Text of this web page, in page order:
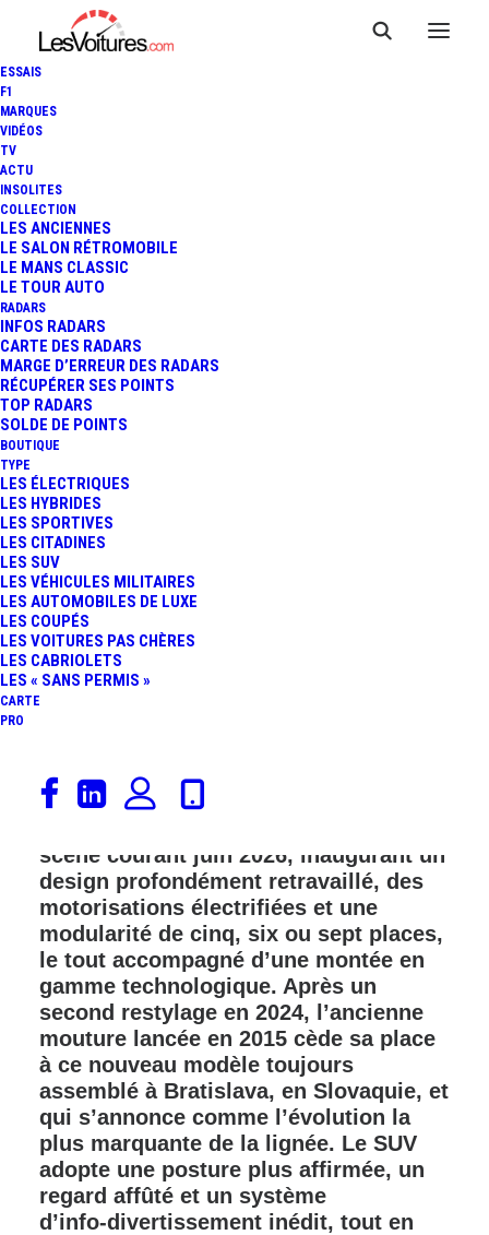
ESSAIS
F1
MARQUES
VIDÉOS
TV
ACTU
INSOLITES
COLLECTION
LES ANCIENNES
LE SALON RÉTROMOBILE
LE MANS CLASSIC
LE TOUR AUTO
RADARS
INFOS RADARS
CARTE DES RADARS
MARGE D’ERREUR DES RADARS
RÉCUPÉRER SES POINTS
TOP RADARS
SOLDE DE POINTS
BOUTIQUE
TYPE
LES ÉLECTRIQUES
LES HYBRIDES
LES SPORTIVES
LES CITADINES
LES SUV
LES VÉHICULES MILITAIRES
LES AUTOMOBILES DE LUXE
LES COUPÉS
LES VOITURES PAS CHÈRES
LES CABRIOLETS
LES « SANS PERMIS »
CARTE
PRO
PAS MORT, UN V6 3.0 TDI
MHEV DE 299 CH POUR LE
7 Minutes
Audi dévoile la troisième génération de
son Q7, un SUV familial entièrement
scène courant juin 2026, inaugurant un
design profondément retravaillé, des
motorisations électrifiées et une
modularité de cinq, six ou sept places,
le tout accompagné d’une montée en
gamme technologique. Après un
second restylage en 2024, l’ancienne
mouture lancée en 2015 cède sa place
à ce nouveau modèle toujours
assemblé à Bratislava, en Slovaquie, et
qui s’annonce comme l’évolution la
plus marquante de la lignée. Le SUV
adopte une posture plus affirmée, un
regard affûté et un système
d’info‑divertissement inédit, tout en